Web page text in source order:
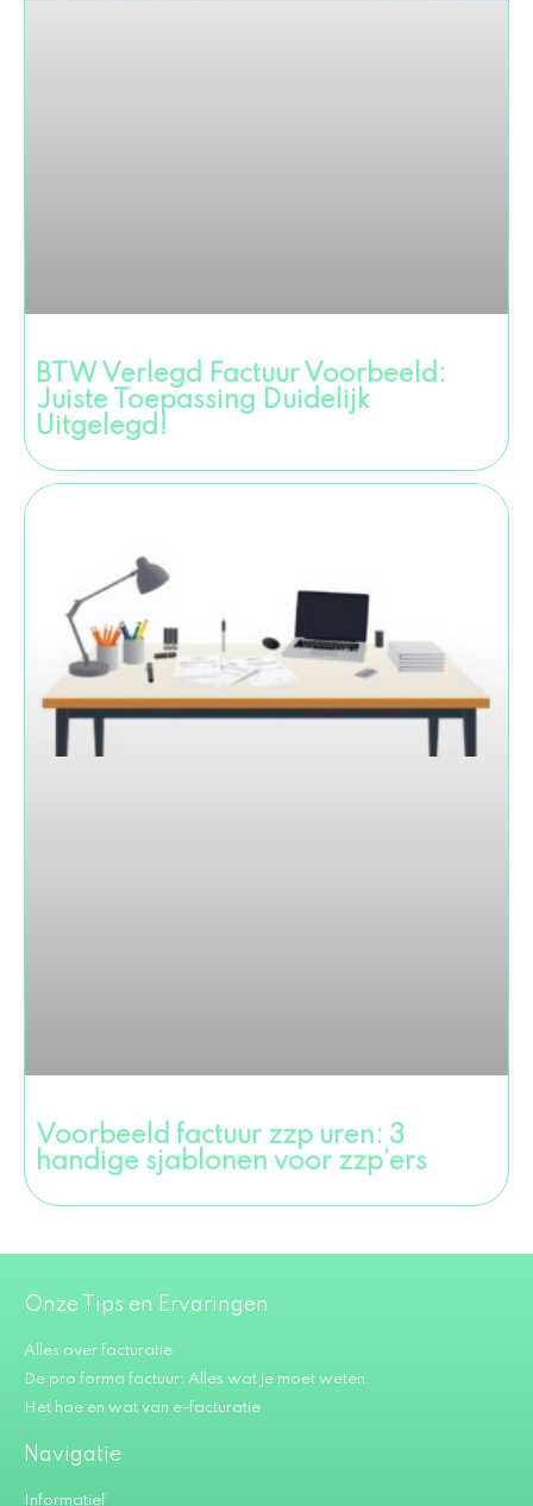
BTW Verlegd Factuur Voorbeeld:
Juiste Toepassing Duidelijk
Uitgelegd!
Voorbeeld factuur zzp uren: 3
handige sjablonen voor zzp’ers
Onze Tips en Ervaringen
Alles over facturatie
De pro forma factuur: Alles wat je moet weten.
Het hoe en wat van e-facturatie
Navigatie
Informatief